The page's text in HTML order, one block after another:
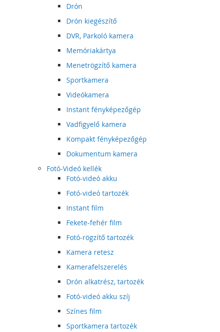
Drón
Drón kiegészítő
DVR, Parkoló kamera
Memóriakártya
Menetrögzítő kamera
Sportkamera
Videókamera
Instant fényképezőgép
Vadfigyelő kamera
Kompakt fényképezőgép
Dokumentum kamera
Fotó-Videó kellék
Fotó-videó akku
Fotó-videó tartozék
Instant film
Fekete-fehér film
Fotó-rögzítő tartozék
Kamera retesz
Kamerafelszerelés
Drón alkatrész, tartozék
Fotó-videó akku szíj
Színes film
Sportkamera tartozék